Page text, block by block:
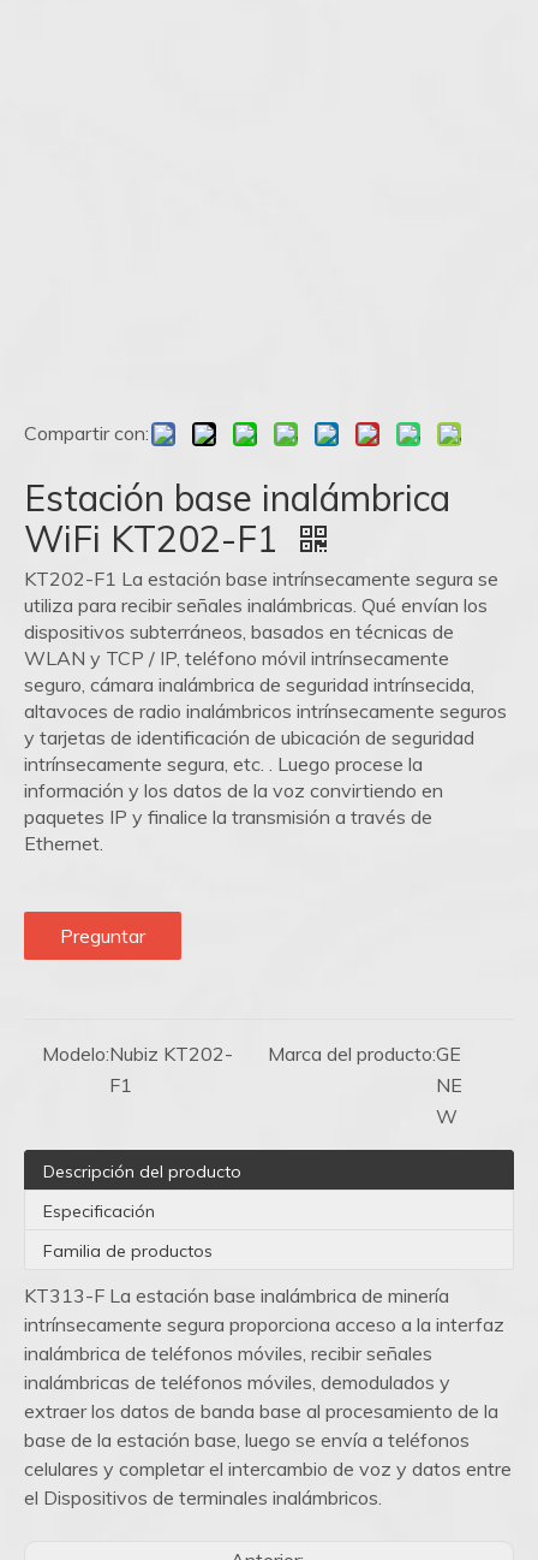
Compartir con:
Estación base inalámbrica
WiFi KT202-F1
KT202-F1 La estación base intrínsecamente segura se
utiliza para recibir señales inalámbricas. Qué envían los
dispositivos subterráneos, basados ​​en técnicas de
WLAN y TCP / IP, teléfono móvil intrínsecamente
seguro, cámara inalámbrica de seguridad intrínsecida,
altavoces de radio inalámbricos intrínsecamente seguros
y tarjetas de identificación de ubicación de seguridad
intrínsecamente segura, etc. . Luego procese la
información y los datos de la voz convirtiendo en
paquetes IP y finalice la transmisión a través de
Ethernet.
Preguntar
Modelo:Nubiz KT202-
F1
Marca del producto:GE
NE
W
Descripción del producto
Especificación
Familia de productos
KT313-F La estación base inalámbrica de minería
intrínsecamente segura proporciona acceso a la interfaz
inalámbrica de teléfonos móviles, recibir señales
inalámbricas de teléfonos móviles, demodulados y
extraer los datos de banda base al procesamiento de la
base de la estación base, luego se envía a teléfonos
celulares y completar el intercambio de voz y datos entre
el Dispositivos de terminales inalámbricos.